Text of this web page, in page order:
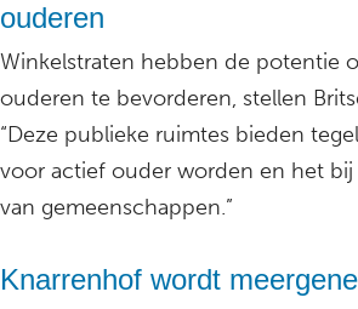
ouderen
Winkelstraten hebben de potentie
ouderen te bevorderen, stellen
“Deze publieke ruimtes bieden
voor actief ouder worden en het bij
van gemeenschappen.”
Knarrenhof wordt